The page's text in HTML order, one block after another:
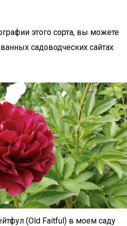
этого сорта, вы можете
садоводческих сайтах
(Old Faitful) в моем саду